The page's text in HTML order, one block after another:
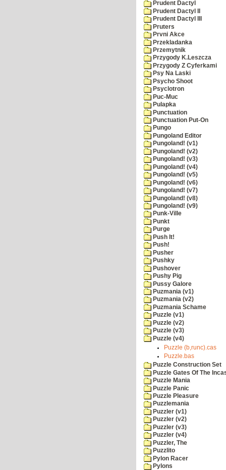
Prudent Dactyl
Prudent Dactyl II
Prudent Dactyl III
Pruters
Prvni Akce
Przekladanka
Przemytnik
Przygody K.Leszcza
Przygody Z Cyferkami
Psy Na Laski
Psycho Shoot
Psyclotron
Puc-Muc
Pulapka
Punctuation
Punctuation Put-On
Pungo
Pungoland Editor
Pungoland! (v1)
Pungoland! (v2)
Pungoland! (v3)
Pungoland! (v4)
Pungoland! (v5)
Pungoland! (v6)
Pungoland! (v7)
Pungoland! (v8)
Pungoland! (v9)
Punk-Ville
Punkt
Purge
Push It!
Push!
Pusher
Pushky
Pushover
Pushy Pig
Pussy Galore
Puzmania (v1)
Puzmania (v2)
Puzmania Schame
Puzzle (v1)
Puzzle (v2)
Puzzle (v3)
Puzzle (v4)
Puzzle (b,runc).cas
Puzzle.bas
Puzzle Construction Set
Puzzle Gates Of The
Puzzle Mania
Puzzle Panic
Puzzle Pleasure
Puzzlemania
Puzzler (v1)
Puzzler (v2)
Puzzler (v3)
Puzzler (v4)
Puzzler, The
Puzzlito
Pylon Racer
Pylons